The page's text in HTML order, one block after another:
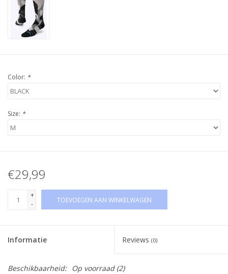
Color: *
Size: *
€29,99
+
-
TOEVOEGEN AAN WINKELWAGEN
Informatie Reviews (0)
Beschikbaarheid: Op voorraad(2)